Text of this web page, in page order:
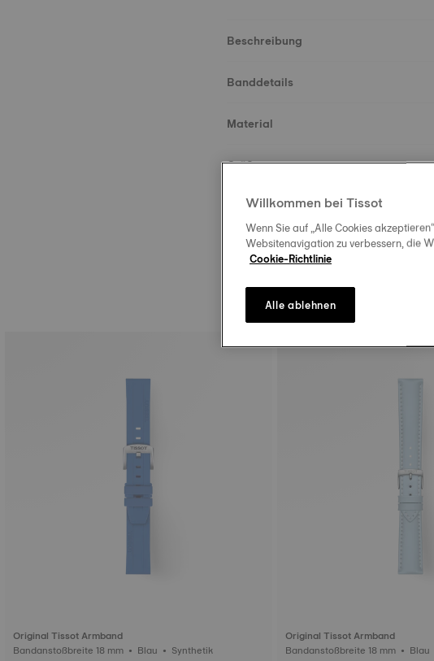
Beschreibung
Banddetails
Material
Größe
Schließe
Original Tissot Armband
Bandanstoßbreite 18 mm • Blau • Synthetik
Original Tissot Armband
Willkommen bei Tissot
Wenn Sie auf „Alle Cookies
Websitenavigation zu verbessern, die
Cookie-Richtlinie
Alle ablehnen